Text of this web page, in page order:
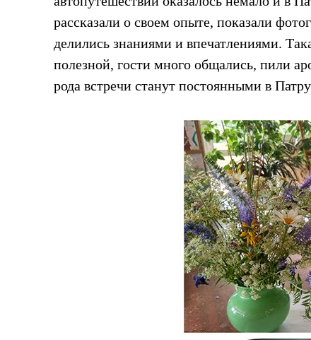
рассказали о своем опыте, показали
делились знаниями и впечатлениями.
полезной, гости много общались, пили
рода встречи станут постоянными в